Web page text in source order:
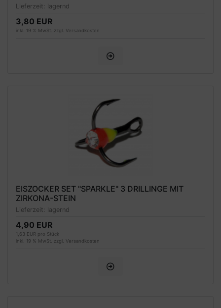
Lieferzeit: lagernd
3,80 EUR
inkl. 19 % MwSt. zzgl. Versandkosten
EISZOCKER SET "SPARKLE" 3 DRILLINGE MIT
ZIRKONA-STEIN
Lieferzeit: lagernd
4,90 EUR
1,63 EUR pro Stück
inkl. 19 % MwSt. zzgl. Versandkosten